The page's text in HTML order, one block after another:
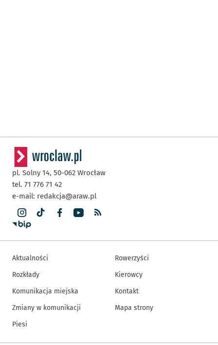
pl. Solny 14, 50-062 Wrocław
tel. 71 776 71 42
e-mail: redakcja@araw.pl
Aktualności
Rozkłady
Komunikacja miejska
Zmiany w komunikacji
Piesi
Rowerzyści
Kierowcy
Kontakt
Mapa strony